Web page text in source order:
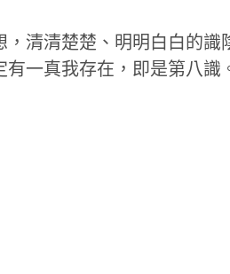
清清楚楚、明明白白的識
一真我存在，即是第八識